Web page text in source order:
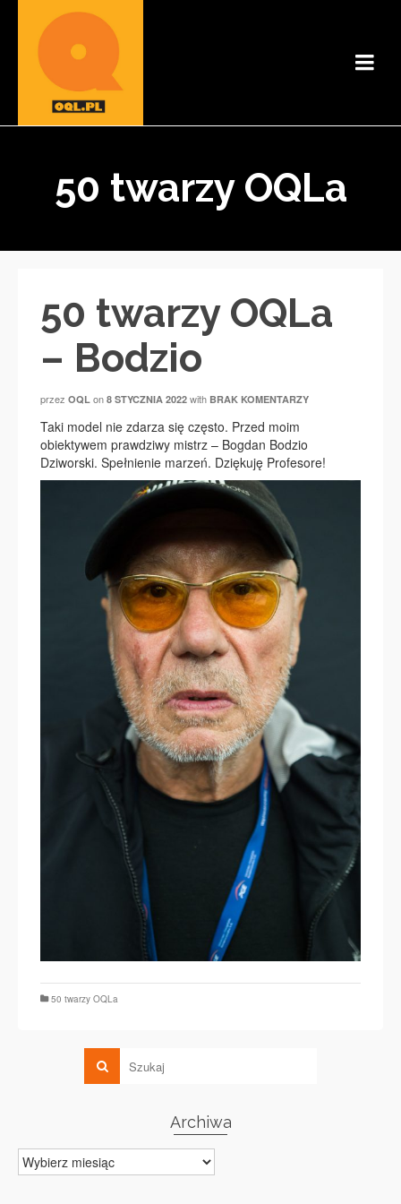
50 twarzy OQLa
50 twarzy OQLa
– Bodzio
przez OQL on 8 STYCZNIA 2022 with BRAK KOMENTARZY
Taki model nie zdarza się często. Przed moim
obiektywem prawdziwy mistrz – Bogdan Bodzio
Dziworski. Spełnienie marzeń. Dziękuję Profesore!
50 twarzy OQLa
Archiwa
Archiwa